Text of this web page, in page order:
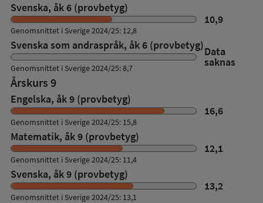
Svenska, åk 6 (provbetyg)
10,9
Genomsnittet i Sverige 2024/25: 12,8
Svenska som andraspråk, åk 6 (provbetyg)Data
saknas
Genomsnittet i Sverige 2024/25: 8,7
Årskurs 9
Engelska, åk 9 (provbetyg)
16,6
Genomsnittet i Sverige 2024/25: 15,8
Matematik, åk 9 (provbetyg)
12,1
Genomsnittet i Sverige 2024/25: 11,4
Svenska, åk 9 (provbetyg)
13,2
Genomsnittet i Sverige 2024/25: 13,1